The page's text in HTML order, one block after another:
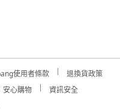
使用者條款
退換貨政策
安心購物
資訊安全